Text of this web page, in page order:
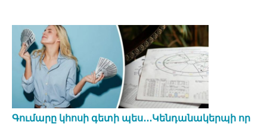
Գումարը կհոսի գետի պես․․․Կենդանակերպի որ